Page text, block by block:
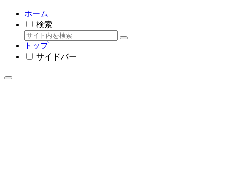
ホーム
検索
トップ
サイドバー